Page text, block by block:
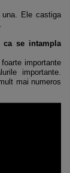
Ele castiga
se intampla
importante
importante.
mai numeros